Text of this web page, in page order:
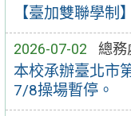
【臺加雙聯學制
2026-07-02 總務
本校承辦臺北市
7/8操場暫停。